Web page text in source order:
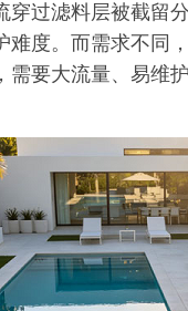
过滤料层被截留
难度。而需求不
要大流量、易维